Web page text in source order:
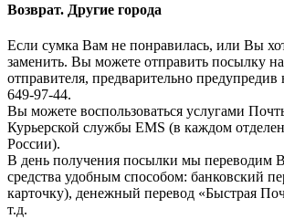
Возврат. Другие города
Если сумка Вам не понравилась, или Вы
заменить. Вы можете отправить посылку на
отправителя, предварительно предупредив
649-97-44.
Вы можете воспользоваться услугами
Курьерской службы EMS (в каждом
России).
В день получения посылки мы переводим
средства удобным способом: банковский
карточку), денежный перевод «Быстрая
т.д.